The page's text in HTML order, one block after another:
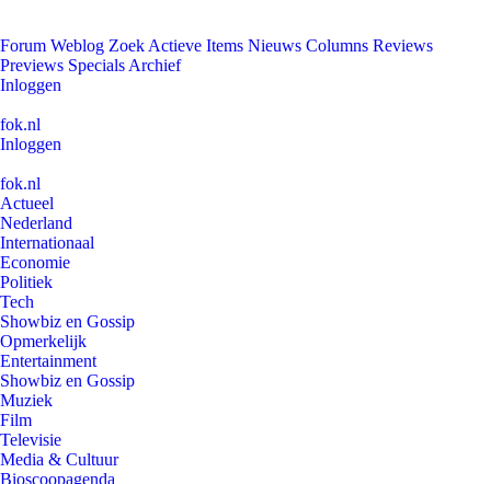
Forum Weblog Zoek Actieve Items Nieuws Columns Reviews
Previews Specials Archief
Inloggen
fok.nl
Inloggen
fok.nl
Actueel
Nederland
Internationaal
Economie
Politiek
Tech
Showbiz en Gossip
Opmerkelijk
Entertainment
Showbiz en Gossip
Muziek
Film
Televisie
Media & Cultuur
Bioscoopagenda